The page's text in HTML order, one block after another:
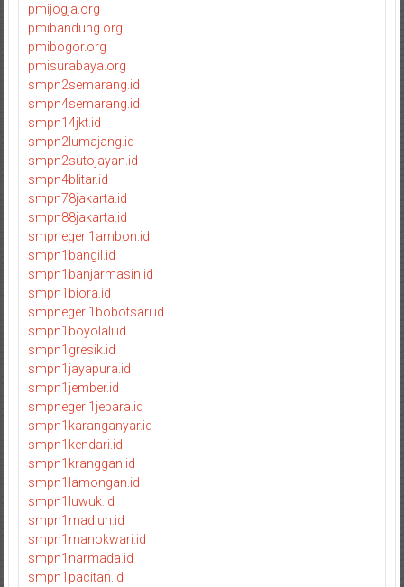
pmijogja.org
pmibandung.org
pmibogor.org
pmisurabaya.org
smpn2semarang.id
smpn4semarang.id
smpn14jkt.id
smpn2lumajang.id
smpn2sutojayan.id
smpn4blitar.id
smpn78jakarta.id
smpn88jakarta.id
smpnegeri1ambon.id
smpn1bangil.id
smpn1banjarmasin.id
smpn1biora.id
smpnegeri1bobotsari.id
smpn1boyolali.id
smpn1gresik.id
smpn1jayapura.id
smpn1jember.id
smpnegeri1jepara.id
smpn1karanganyar.id
smpn1kendari.id
smpn1kranggan.id
smpn1lamongan.id
smpn1luwuk.id
smpn1madiun.id
smpn1manokwari.id
smpn1narmada.id
smpn1pacitan.id